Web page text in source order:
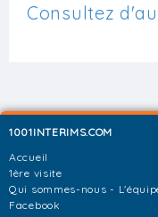
Consultez
1001INTERIMS.COM
Accueil
1ère visite
Qui sommes-nous -
Facebook